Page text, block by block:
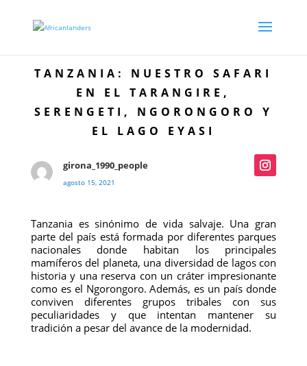
TANZANIA: NUESTRO SAFARI
EN EL TARANGIRE,
SERENGETI, NGORONGORO Y
EL LAGO EYASI
girona_1990_people
agosto 15, 2021
Tanzania es sinónimo de vida salvaje. Una gran
parte del país está formada por diferentes parques
nacionales donde habitan los principales
mamíferos del planeta, una diversidad de lagos con
historia y una reserva con un cráter impresionante
como es el Ngorongoro. Además, es un país donde
conviven diferentes grupos tribales con sus
peculiaridades y que intentan mantener su
tradición a pesar del avance de la modernidad.